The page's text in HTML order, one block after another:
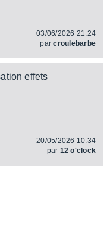
03/06/2026 21:24
parcroulebarbe
effets
20/05/2026 10:34
par 12 o'clock